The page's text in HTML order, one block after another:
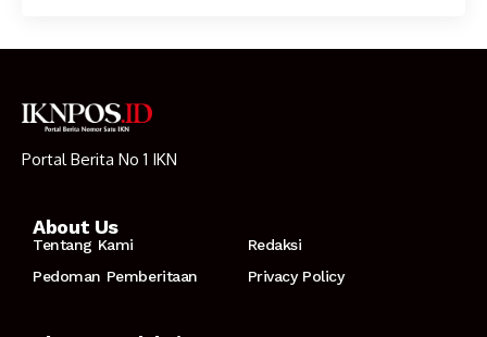
Portal Berita No 1 IKN
About Us
Tentang Kami
Redaksi
Pedoman Pemberitaan
Privacy Policy